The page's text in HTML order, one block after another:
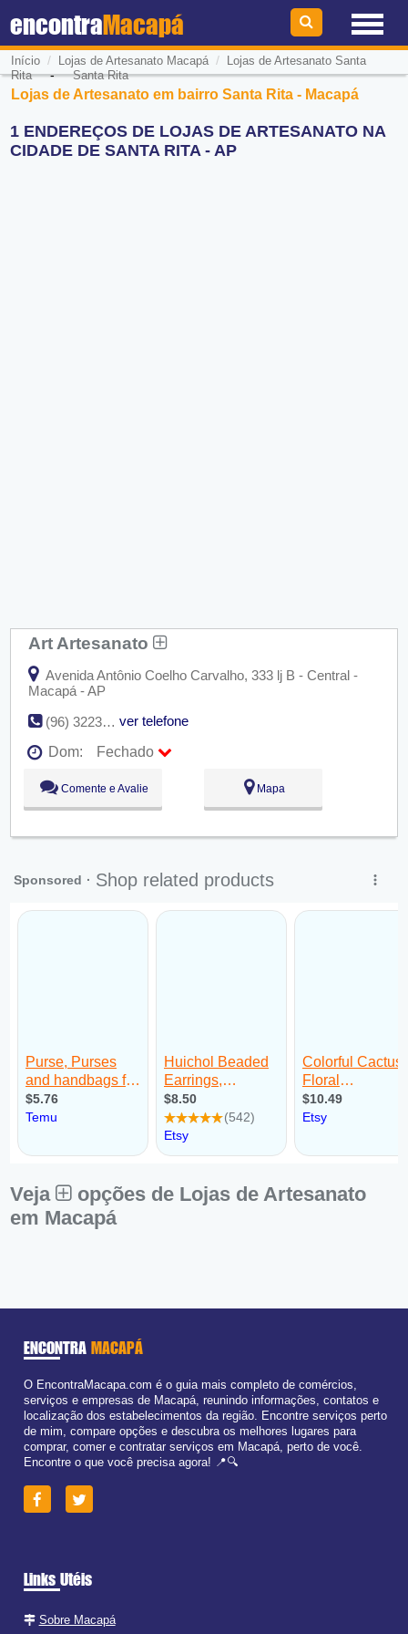
encontraMacapá
Início / Lojas de Artesanato Macapá/
Lojas de Artesanato Santa
Rita-Santa Rita
Lojas de Artesanato em bairro Santa Rita - Macapá
1 ENDEREÇOS DE LOJAS DE ARTESANATO NA
CIDADE DE SANTA RITA - AP
Art Artesanato
Avenida Antônio Coelho Carvalho, 333 lj B - Central -
Macapá - AP
(96) 3223-0103
ver telefone
Dom:
Fechado
Seg:
Ter:
09:00 - 18:00
Qua:
09:00 - 18:00
Sex:
09:00 - 18:00
Dom:
Fechado
Comente e Avalie Mapa
Veja
opções de Lojas de Artesanato
em Macapá
ENCONTRA MACAPÁ
O EncontraMacapa.com é o guia mais completo de comércios,
serviços e empresas de Macapá, reunindo informações, contatos e
localização dos estabelecimentos da região. Encontre serviços perto
de mim, compare opções e descubra os melhores lugares para
comprar, comer e contratar serviços em Macapá, perto de você.
Encontre o que você precisa agora! 📍🔍
Links Utéis
Sobre Macapá